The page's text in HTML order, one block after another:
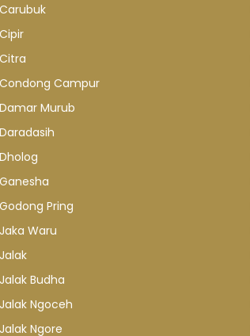
Campur
Murub
Pring
Waru
Budha
Ngoceh
Ngore